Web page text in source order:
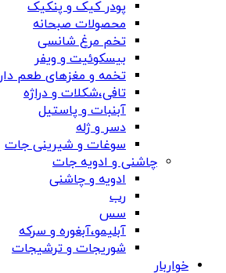
پودر کیک و پنکیک
محصولات صبحانه
تخم مرغ شانسی
بیسکوئیت و ویفر
تخمه و مغزهای طعم دار
تافی،شکلات و دراژه
آبنبات و پاستیل
دسر و ژله
سوغات و شیرینی جات
چاشنی و ادویه جات
ادویه و چاشنی
رب
سس
آبلیمو،آبغوره و سرکه
شوریجات و ترشیجات
خواربار